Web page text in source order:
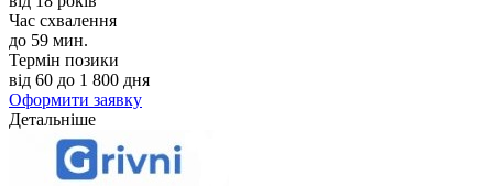
Час схвалення
до 59 мин.
Термін позики
від 60 до 1 800 дня
Оформити заявку
Детальніше